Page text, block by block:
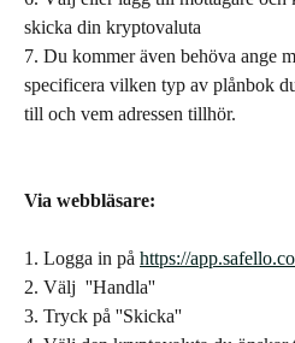
skicka din kryptovaluta
7. Du kommer även behöva ange
specificera vilken typ av plånbok
till och vem adressen tillhör.
Via webbläsare:
1. Logga in på https://
2. Välj  ''Handla''
3. Tryck på ''Skicka''